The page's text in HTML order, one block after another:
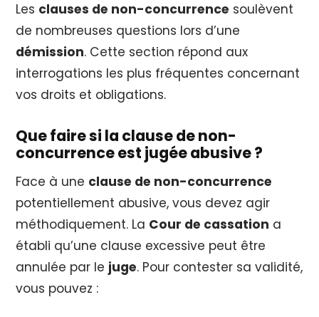
Les clauses de non-concurrence soulèvent
de nombreuses questions lors d’une
démission. Cette section répond aux
interrogations les plus fréquentes concernant
vos droits et obligations.
Que faire si la clause de non-
concurrence est jugée abusive ?
Face à une clause de non-concurrence
potentiellement abusive, vous devez agir
méthodiquement. La Cour de cassation a
établi qu’une clause excessive peut être
annulée par le juge. Pour contester sa validité,
vous pouvez :